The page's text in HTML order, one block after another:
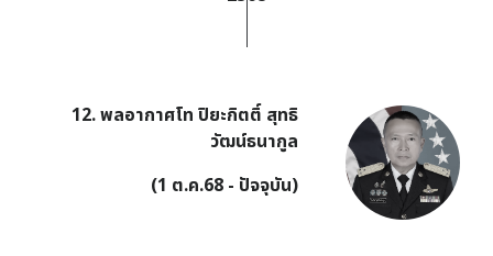
12. พลอากาศโท ปิยะกิตติ์ สุทธิ
วัฒน์ธนากูล
(1 ต.ค.68 - ปัจจุบัน)